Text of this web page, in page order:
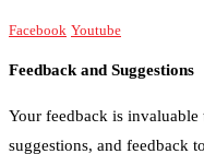
Facebook Youtube
Feedback and Suggestions
Your feedback is
suggestions, and feedback